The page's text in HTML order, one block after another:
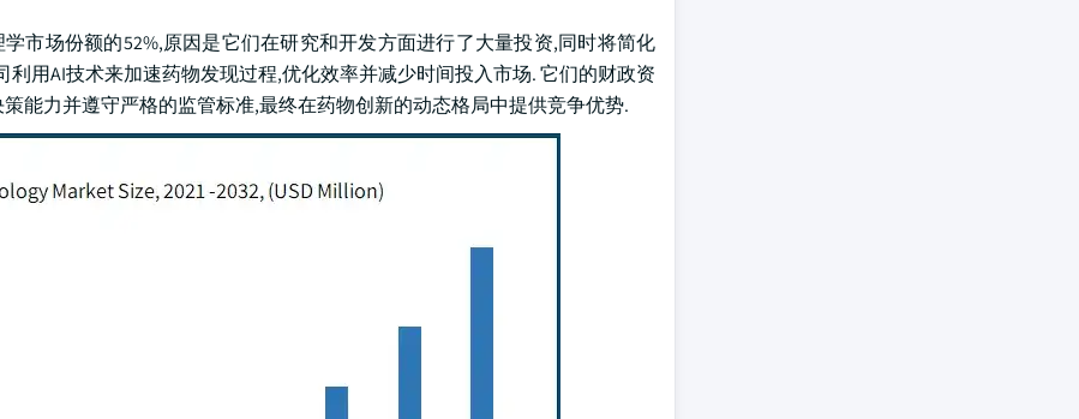
市场份额的52%,原因是它们在研究和开发方面进行了大量投资,同时将简化
用AI技术来加速药物发现过程,优化效率并减少时间投入市场. 它们的财政资
能力并遵守严格的监管标准,最终在药物创新的动态格局中提供竞争优势.